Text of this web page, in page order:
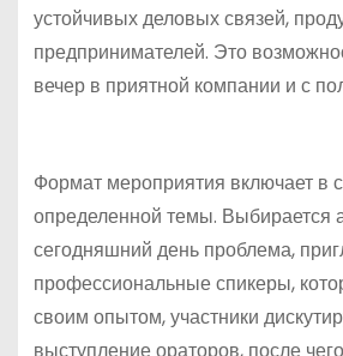
устойчивых деловых связей,
предпринимателей. Это
вечер в приятной компании и с
Формат мероприятия включает в
определенной темы. Выбирается
сегодняшний день проблема,
профессиональные спикеры,
своим опытом, участники